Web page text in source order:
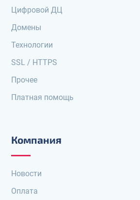
Цифровой ДЦ
Домены
Технологии
SSL / HTTPS
Прочее
Платная помощь
Компания
Новости
Оплата